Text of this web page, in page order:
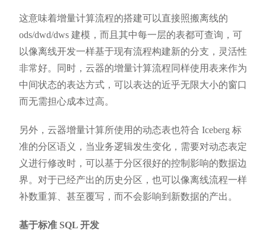
这意味着增量计算流程的搭建可以直接照搬离线的
ods/dwd/dws 建模，而且其中每一层的表都可查询，可
以像离线开发一样基于现有流程构建新的分支，灵活性
非常好。同时，云器的增量计算流程同样使用表来作为
中间状态的表达方式，可以表达的近乎无限大小的窗口
而无需担心成本过高。
另外，云器增量计算所使用的动态表也符合 Iceberg 标
准的分区语义，当业务逻辑发生变化，需要对动态表定
义进行修改时，可以基于分区很好的控制影响的数据边
界。对于已经产出的历史分区，也可以像离线流程一样
补数重算、甚至覆写，而不会影响到新数据的产出。
基于标准 SQL 开发